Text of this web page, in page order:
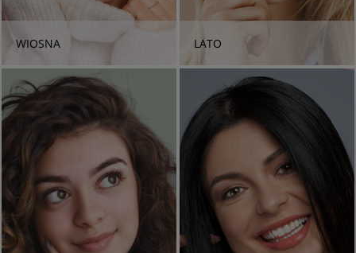
WIOSNA LATO